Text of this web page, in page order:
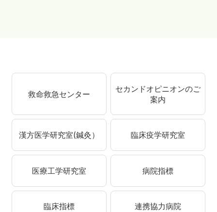
救命救急センター
セカンドオピニオンのご
案内
漢方医学研究室(鍼灸） 臨床疫学研究室
医療工学研究室 病院指標
臨床指標 連携協力病院